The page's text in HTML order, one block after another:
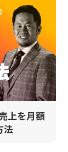
上を月額
法